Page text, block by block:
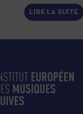
LIRE LA SUITE